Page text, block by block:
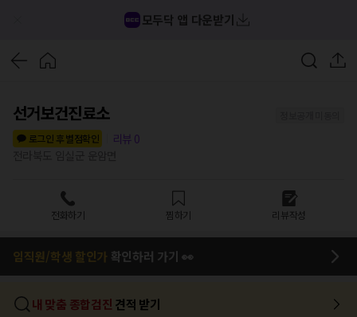
모두닥 앱 다운받기
선거보건진료소
로그인 후 별점확인
리뷰 0
전화하기 찜하기 리뷰작성
임직원/학생 할인가 확인하러 가기 👀
내 맞춤 종합검진 견적 받기